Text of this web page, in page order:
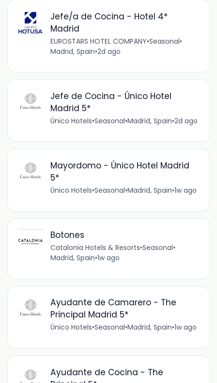
Jefe/a de Cocina - Hotel 4*
Madrid
EUROSTARS HOTEL COMPANY•Seasonal•
Madrid, Spain•2d ago
Jefe de Cocina - Único Hotel
Madrid 5*
Único Hotels•Seasonal•Madrid, Spain•2d ago
Mayordomo - Único Hotel Madrid
5*
Único Hotels•Seasonal•Madrid, Spain•1w ago
Botones
Catalonia Hotels & Resorts•Seasonal•
Madrid, Spain•1w ago
Ayudante de Camarero - The
Principal Madrid 5*
Único Hotels•Seasonal•Madrid, Spain•1w ago
Ayudante de Cocina - The